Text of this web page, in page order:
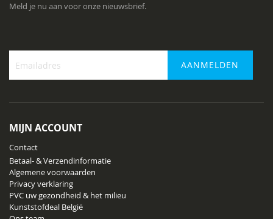
Meld je nu aan voor onze nieuwsbrief.
nieuwsbrief
AANMELDEN
MIJN ACCOUNT
Contact
Betaal- & Verzendinformatie
Algemene voorwaarden
Privacy verklaring
PVC uw gezondheid & het milieu
Kunststofdeal België